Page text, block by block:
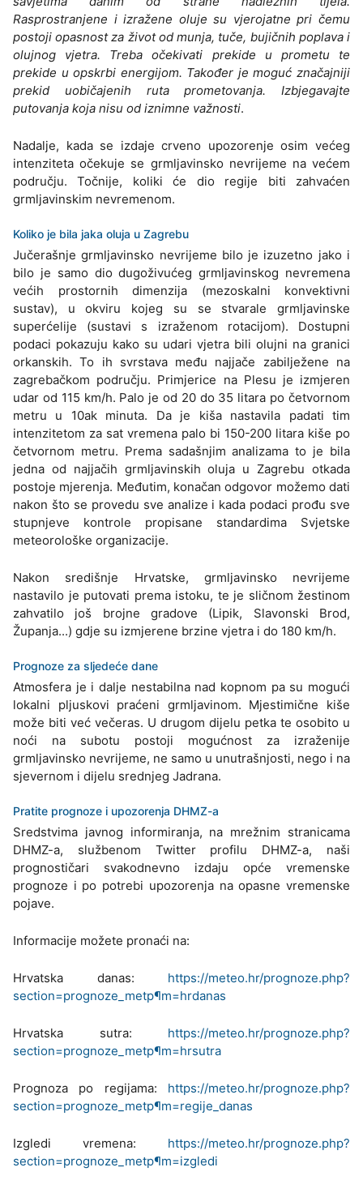
Rasprostranjene i izražene oluje su vjerojatne pri čemu
postoji opasnost za život od munja, tuče, bujičnih poplava i
olujnog vjetra. Treba očekivati prekide u prometu te
prekide u opskrbi energijom. Također je moguć značajniji
prekid uobičajenih ruta prometovanja. Izbjegavajte
putovanja koja nisu od iznimne važnosti.
Nadalje, kada se izdaje crveno upozorenje osim većeg
intenziteta očekuje se grmljavinsko nevrijeme na većem
području. Točnije, koliki će dio regije biti zahvaćen
grmljavinskim nevremenom.
Koliko je bila jaka oluja u Zagrebu
Jučerašnje grmljavinsko nevrijeme bilo je izuzetno jako i
bilo je samo dio dugoživućeg grmljavinskog nevremena
većih prostornih dimenzija (mezoskalni konvektivni
sustav), u okviru kojeg su se stvarale grmljavinske
superćelije (sustavi s izraženom rotacijom). Dostupni
podaci pokazuju kako su udari vjetra bili olujni na granici
orkanskih. To ih svrstava među najjače zabilježene na
zagrebačkom području. Primjerice na Plesu je izmjeren
udar od 115 km/h. Palo je od 20 do 35 litara po četvornom
metru u 10ak minuta. Da je kiša nastavila padati tim
intenzitetom za sat vremena palo bi 150-200 litara kiše po
četvornom metru. Prema sadašnjim analizama to je bila
jedna od najjačih grmljavinskih oluja u Zagrebu otkada
postoje mjerenja. Međutim, konačan odgovor možemo dati
nakon što se provedu sve analize i kada podaci prođu sve
stupnjeve kontrole propisane standardima Svjetske
meteorološke organizacije.
Nakon središnje Hrvatske, grmljavinsko nevrijeme
nastavilo je putovati prema istoku, te je sličnom žestinom
zahvatilo još brojne gradove (Lipik, Slavonski Brod,
Županja...) gdje su izmjerene brzine vjetra i do 180 km/h.
Prognoze za sljedeće dane
Atmosfera je i dalje nestabilna nad kopnom pa su mogući
lokalni pljuskovi praćeni grmljavinom. Mjestimične kiše
može biti već večeras. U drugom dijelu petka te osobito u
noći na subotu postoji mogućnost za izraženije
grmljavinsko nevrijeme, ne samo u unutrašnjosti, nego i na
sjevernom i dijelu srednjeg Jadrana.
Pratite prognoze i upozorenja DHMZ-a
Sredstvima javnog informiranja, na mrežnim stranicama
DHMZ-a, službenom Twitter profilu DHMZ-a, naši
prognostičari svakodnevno izdaju opće vremenske
prognoze i po potrebi upozorenja na opasne vremenske
pojave.
Informacije možete pronaći na:
Hrvatska danas: https://meteo.hr/prognoze.php?
section=prognoze_metp¶m=hrdanas
Hrvatska sutra: https://meteo.hr/prognoze.php?
section=prognoze_metp¶m=hrsutra
Prognoza po regijama: https://meteo.hr/prognoze.php?
section=prognoze_metp¶m=regije_danas
Izgledi vremena: https://meteo.hr/prognoze.php?
section=prognoze_metp¶m=izgledi